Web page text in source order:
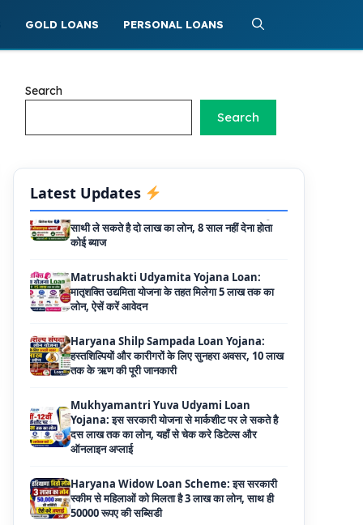
GOLD LOANS PERSONAL LOANS
Search
Search
Latest Updates
Griha Sugam Yojana Apply Online: घर बनाने
40 प्रतिशत सब्सिडी
दुकानदारों को इस स्कीम के तहत मिलता है ₹50,000 का
लोन, कम ब्याज के साथ मिलती है 15% सब्सिडी
Scheme: श्रमिक मकान निर्माण लोन योजना से मजदुर
कोई ब्याज
Matrushakti Udyamita Yojana Loan:
मातृशक्ति उद्यमिता योजना के तहत मिलेगा 5 लाख तक का
Haryana Shilp Sampada Loan Yojana:
हस्तशिल्पियों और कारीगरों के लिए सुनहरा अवसर, 10 लाख
Mukhyamantri Yuva Udyami Loan
Yojana: इस सरकारी योजना से मार्कशीट पर ले सकते है
ऑनलाइन अप्लाई
Haryana Widow Loan Scheme: इस सरकारी
स्कीम से महिलाओं को मिलता है 3 लाख का लोन, साथ ही
Mahila Krishi Vriddhi Loan Yojana: इस
सरकारी स्कीम से महिलाओं को मिलेगा 5 लाख तक का ब्याज